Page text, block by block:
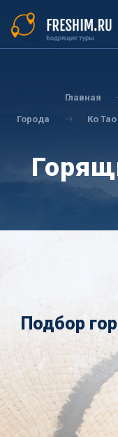
основному
содержанию
Главная
Города Ко Тао
Подбор